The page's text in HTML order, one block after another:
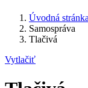
Úvodná stránka
Samospráva
Tlačivá
Vytlačiť